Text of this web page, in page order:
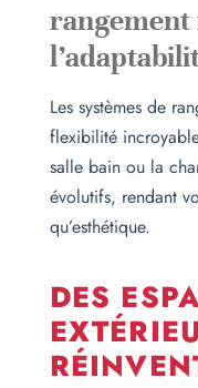
Les systèmes de
flexibilité
salle bain ou la
évolutifs, rendant
qu’esthétique.
DES